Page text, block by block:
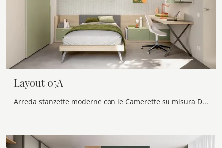
Layout 05A
Arreda stanzette moderne con le Camerette su misura Doimo Cityline! Il modello Layout 05A in melaminico è per ragazzi.